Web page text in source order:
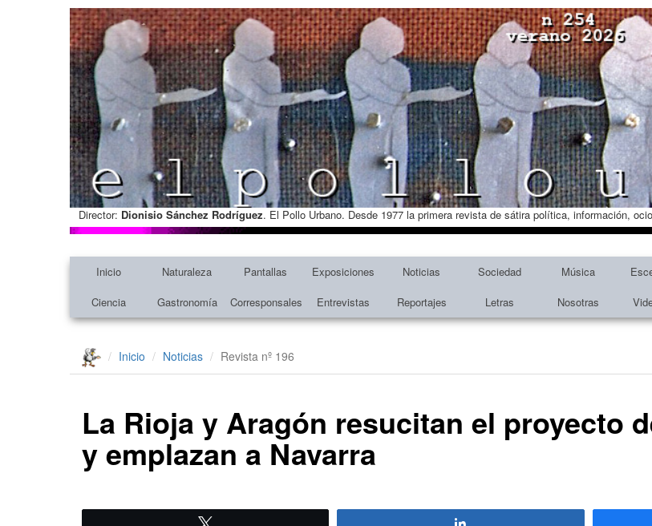
Director: Dionisio Sánchez Rodríguez. El Pollo Urbano. Desde 1977 la primera revista de sátira política, información,
Inicio Naturaleza Pantallas Exposiciones Noticias Sociedad Música
Ciencia
Gastronomía Corresponsales Entrevistas Reportajes Letras Nosotras
Inicio Noticias Revista nº 196
La Rioja y Aragón resucitan el proyecto
y emplazan a Navarra